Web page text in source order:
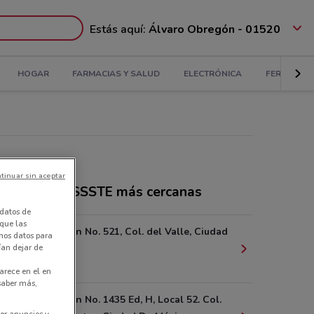
Estás aquí: Álvaro Obregón - 01520
HOGAR FARMACIAS Y SALUD ELECTRÓNICA
SuperISSSTE más cercanas
Av. Coyoacán No. 521, Col. del Valle, Ciudad
De México
366 m
Av. Coyoacan No. 1435 Ed, H, Local 52. Col.
de
las
datos para
dejar de
en el en
más,
sin aceptar